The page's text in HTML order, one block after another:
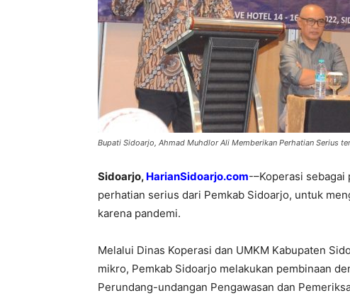
Bupati Sidoarjo, Ahmad Muhdlor Ali Memberikan Perhatian Serius
Sidoarjo, HarianSidoarjo.com-–Koperasi
perhatian serius dari Pemkab Sidoarjo, untuk
karena pandemi.
Melalui Dinas Koperasi dan UMKM Kabupaten
mikro, Pemkab Sidoarjo melakukan pembinaan
Perundang-undangan Pengawasan dan